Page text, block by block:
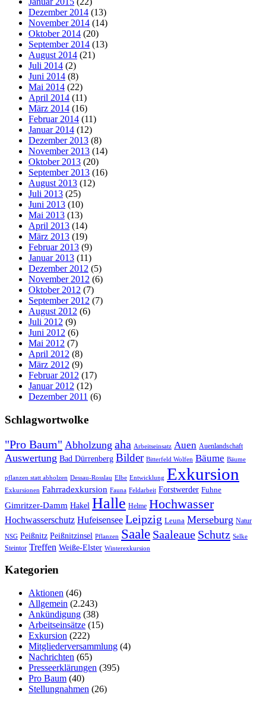
Dezember 2014 (13)
November 2014 (14)
Oktober 2014 (20)
September 2014 (13)
August 2014 (21)
Juli 2014 (2)
Juni 2014 (8)
Mai 2014 (22)
April 2014 (11)
März 2014 (16)
Februar 2014 (11)
Januar 2014 (12)
Dezember 2013 (8)
November 2013 (14)
Oktober 2013 (20)
September 2013 (16)
August 2013 (12)
Juli 2013 (25)
Juni 2013 (10)
Mai 2013 (13)
April 2013 (14)
März 2013 (19)
Februar 2013 (9)
Januar 2013 (11)
Dezember 2012 (5)
November 2012 (6)
Oktober 2012 (7)
September 2012 (7)
August 2012 (6)
Juli 2012 (9)
Juni 2012 (6)
Mai 2012 (7)
April 2012 (8)
März 2012 (9)
Februar 2012 (17)
Januar 2012 (12)
Dezember 2011 (6)
Schlagwortwolke
"Pro Baum" Abholzung aha Arbeitseinsatz Auen Auenlandschaft
Auswertung Bad Dürrenberg Bilder Bitterfeld Wolfen Bäume Bäume
pflanzen statt abholzen Dessau-Rosslau Elbe Entwicklung Exkursion
Exkursionen Fahrradexkursion Fauna Feldarbeit Forstwerder Fuhne
Gimritzer-Damm Hakel Halle Helme Hochwasser
Hochwasserschutz Hufeisensee Leipzig Leuna Merseburg Natur
NSG Peißnitz Peißnitzinsel Pflanzen Saale Saaleaue Schutz Selke
Steintor Treffen Weiße-Elster Winterexkursion
Kategorien
Aktionen (46)
Allgemein (2.243)
Ankündigung (38)
Arbeitseinsätze (15)
Exkursion (222)
Mitgliederversammlung (4)
Nachrichten (65)
Presseerklärungen (395)
Pro Baum (40)
Stellungnahmen (26)